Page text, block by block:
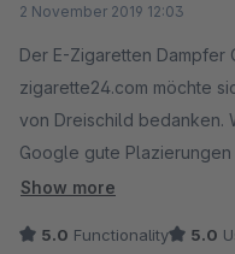
2 November 2019 12:03
Der E-Zigaretten Dampfer
zigarette24.com möchte
von Dreischild bedanken.
Google gute
du nicht ohne diesem
Show more
5.0 Functionality 5.0